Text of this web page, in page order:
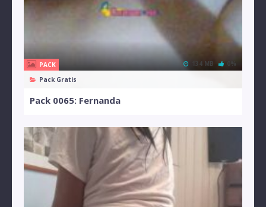
PACK
Pack Gratis
134 MB 0%
Pack 0065: Fernanda